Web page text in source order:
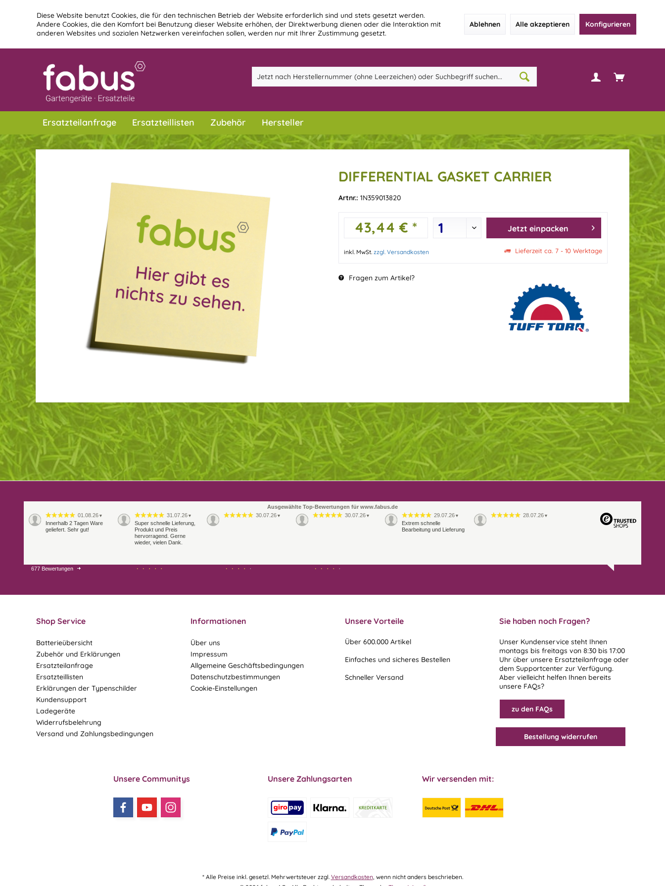
Diese Website benutzt Cookies, die für den technischen Betrieb der Website erforderlich sind und stets gesetzt werden.
Andere Cookies, die den Komfort bei Benutzung dieser Website erhöhen, der Direktwerbung dienen oder die Interaktion mit
anderen Websites und sozialen Netzwerken vereinfachen sollen, werden nur mit Ihrer Zustimmung gesetzt.
Ablehnen Alle akzeptieren Konfigurieren
Ersatzteilanfrage Ersatzteillisten Zubehör Hersteller
DIFFERENTIAL GASKET CARRIER
Artnr.: 1N359013820
43,44 € * Jetzt einpacken
inkl. MwSt. zzgl. Versandkosten Lieferzeit ca. 7 - 10 Werktage
Fragen zum Artikel?
Ausgewählte Top-Bewertungen für www.fabus.de
01.08.26 ▼
Innerhalb 2 Tagen Ware
geliefert. Sehr gut!
31.07.26 ▼
Super schnelle Lieferung,
Produkt und Preis
hervorragend. Gerne
wieder, vielen Dank.
30.07.26 ▼ 30.07.26 ▼ 29.07.26 ▼
Extrem schnelle
Bearbeitung und Lieferung
28.07.26 ▼
27.07.26
677 Bewertungen
Shop Service
Batterieübersicht
Zubehör und Erklärungen
Ersatzteilanfrage
Ersatzteillisten
Erklärungen der Typenschilder
Kundensupport
Ladegeräte
Widerrufsbelehrung
Versand und Zahlungsbedingungen
Informationen
Über uns
Impressum
Allgemeine Geschäftsbedingungen
Datenschutzbestimmungen
Cookie-Einstellungen
Unsere Vorteile
Über 600.000 Artikel
Einfaches und sicheres Bestellen
Schneller Versand
Sie haben noch Fragen?
Unser Kundenservice steht Ihnen
montags bis freitags von 8:30 bis 17:00
Uhr über unsere Ersatzteilanfrage oder
dem Supportcenter zur Verfügung.
Aber vielleicht helfen Ihnen bereits
unsere FAQs?
zu den FAQs
Bestellung widerrufen
Unsere Communitys Unsere Zahlungsarten Wir versenden mit:
* Alle Preise inkl. gesetzl. Mehrwertsteuer zzgl. Versandkosten, wenn nicht anders beschrieben.